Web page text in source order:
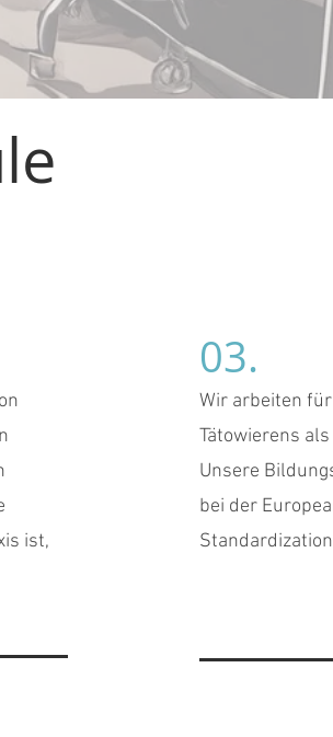
ist,
03.
Wir arbeiten
Tätowierens
Unsere
bei der